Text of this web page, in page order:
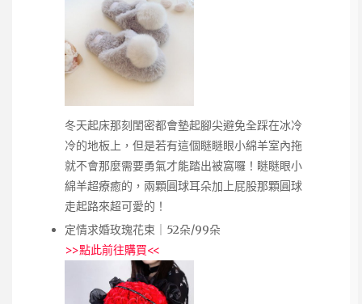
冬天起床那刻閨密都會墊起腳尖避免全踩在冰冷
冷的地板上，但是若有這個瞇瞇眼小綿羊室內拖
就不會那麼需要勇氣才能踏出被窩囉！瞇瞇眼小
綿羊超療癒的，兩顆圓球耳朵加上屁股那顆圓球
走起路來超可愛的！
定情求婚玫瑰花束｜52朵/99朵
>>點此前往購買<<